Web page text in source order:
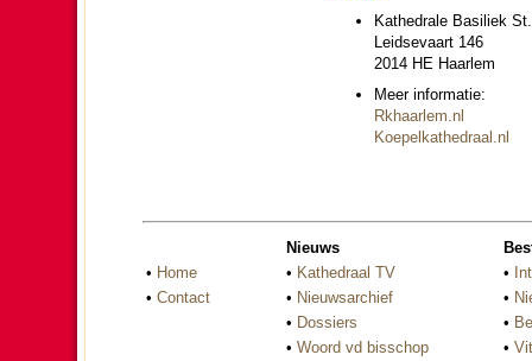
Ka­the­drale Basiliek
Leidse­vaart 146
2014 HE Haar­lem
Meer in­for­ma­tie:
Rkhaarlem.nl
Koepel­kathe­draal.nl
• Home
• Contact
Nieuws
• Kathedraal TV
• Nieuwsarchief
• Dossiers
• Woord vd bisschop
•
•
•
•